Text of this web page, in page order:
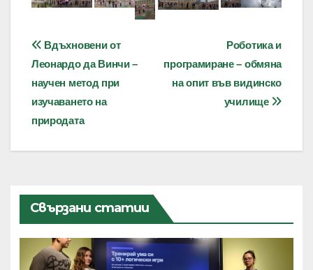
Навигация
Роботика и
програмиране – обмяна
на опит във видинско
училище
Вдъхновени от
Леонардо да Винчи –
научен метод при
изучаването на
природата
Свързани статии